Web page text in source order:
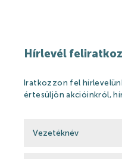
Hírlevél
Iratkozzon fel
értesüljön akcióinkról,